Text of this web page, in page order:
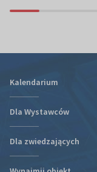
Kalendarium
Dla Wystawców
Ulga podatkowa za udział
Dla zwiedzających